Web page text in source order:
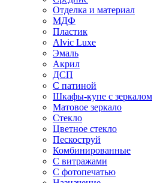
Отделка и материал
МДФ
Пластик
Alvic Luxe
Эмаль
Акрил
ДСП
С патиной
Шкафы-купе с зеркалом
Матовое зеркало
Стекло
Цветное стекло
Пескоструй
Комбинированные
С витражами
С фотопечатью